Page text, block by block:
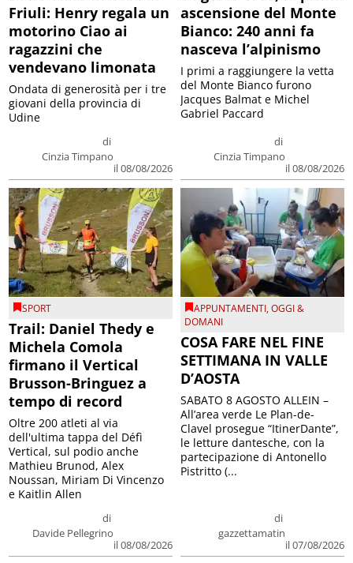
Friuli: Henry regala un
motorino Ciao ai
ragazzini che
vendevano limonata
di
Cinzia Timpano
il 08/08/2026
Ondata di generosità per i tre
giovani della provincia di
Udine
ascensione del Monte
Bianco: 240 anni fa
nasceva l’alpinismo
di
Cinzia Timpano
il 08/08/2026
I primi a raggiungere la vetta
del Monte Bianco furono
Jacques Balmat e Michel
Gabriel Paccard
SPORT
Trail: Daniel Thedy e
Michela Comola
firmano il Vertical
Brusson-Bringuez a
tempo di record
di
Davide Pellegrino
il 08/08/2026
Oltre 200 atleti al via
dell'ultima tappa del Défì
Vertical, sul podio anche
Mathieu Brunod, Alex
Noussan, Miriam Di Vincenzo
e Kaitlin Allen
APPUNTAMENTI,OGGI &
DOMANI
COSA FARE NEL FINE
SETTIMANA IN VALLE
D’AOSTA
di
gazzettamatin
il 07/08/2026
SABATO 8 AGOSTO ALLEIN –
All’area verde Le Plan-de-
Clavel prosegue “ItinerDante”,
le letture dantesche, con la
partecipazione di Antonello
Pistritto (...